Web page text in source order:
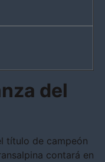
del
título de campeón
contará en